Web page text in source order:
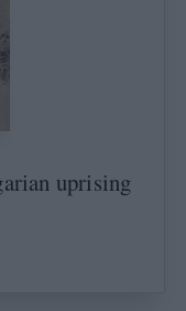
uprising